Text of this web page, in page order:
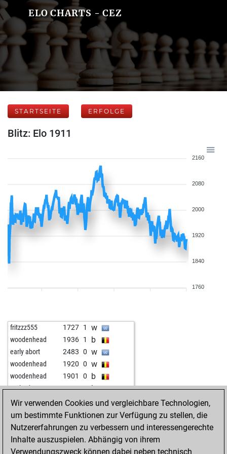
ELO CHARTS - CEZ
STARTSEITE ERFOLGE
Blitz: Elo 1911
2160
2080
2000
1920
1840
1760
fritzzz555 1727 1 w
woodenhead 1936 1 b
early abort 2483 0 w
woodenhead 1920 0 w
woodenhead 1901 0 b
early abort 2518 0 b
jjpg5215 1695 r w
outitiou 1783 1 b
eric bilodeau 1747 1 w
schachspieler68 1894 0 w
schachspieler68 1911 1 b
Wir verwenden Cookies und vergleichbare Technologien,
um bestimmte Funktionen zur Verfügung zu stellen, die
Nutzererfahrungen zu verbessern und interessengerechte
Inhalte auszuspielen. Abhängig von ihrem
Verwendungszweck können dabei neben technisch